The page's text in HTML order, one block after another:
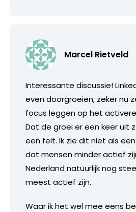
Marcel Rietveld
Interessante discussie!
even doorgroeien, zeker nu
focus leggen op het
Dat de groei er een keer uit
een feit. Ik zie dit niet als
dat mensen minder actief
Nederland natuurlijk nog
meest actief zijn.
Waar ik het wel mee eens